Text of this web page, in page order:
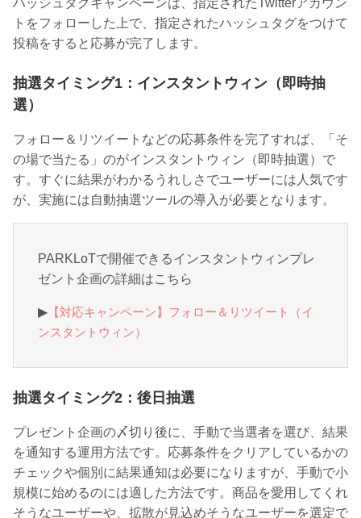
ハッシュタグキャンペーンは、指定されたTwitterアカウン
トをフォローした上で、指定されたハッシュタグをつけて
投稿をすると応募が完了します。
抽選タイミング1：インスタントウィン（即時抽
選）
フォロー＆リツイートなどの応募条件を完了すれば、「そ
の場で当たる」のがインスタントウィン（即時抽選）で
す。すぐに結果がわかるうれしさでユーザーには人気です
が、実施には自動抽選ツールの導入が必要となります。
PARKLoTで開催できるインスタントウィンプレ
ゼント企画の詳細はこちら
▶︎ 【対応キャンペーン】フォロー＆リツイート（イ
ンスタントウィン）
抽選タイミング2：後日抽選
プレゼント企画の〆切り後に、手動で当選者を選び、結果
を通知する運用方法です。応募条件をクリアしているかの
チェックや個別に結果通知は必要になりますが、手動で小
規模に始めるのには適した方法です。商品を愛用してくれ
そうなユーザーや、拡散が見込めそうなユーザーを選定で